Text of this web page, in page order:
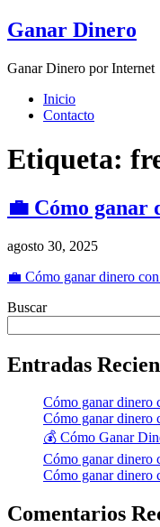
Skip
to
Ganar Dinero
Ganar Dinero por Internet
Inicio
Contacto
Etiqueta:
💼 Cómo
agosto 30, 2025
💼 Cómo ganar dinero
Buscar
Entradas
Cómo ganar dinero
Cómo ganar dinero
💰 Cómo Ganar
Cómo ganar dinero
Cómo ganar dinero
Comentarios